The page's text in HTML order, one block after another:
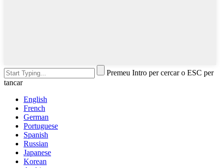
Premeu Intro per cercar o ESC per
tancar
English
French
German
Portuguese
Spanish
Russian
Japanese
Korean